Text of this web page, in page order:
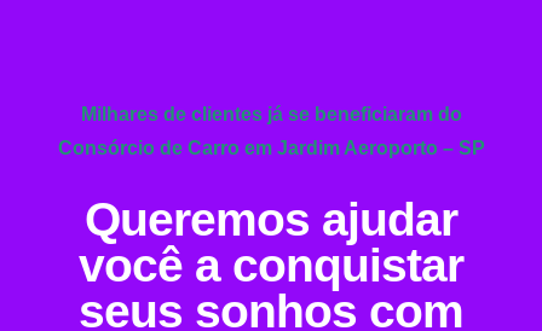
Milhares de clientes já se beneficiaram do
Consórcio de Carro em Jardim Aeroporto – SP
Queremos ajudar
você a conquistar
seus sonhos com